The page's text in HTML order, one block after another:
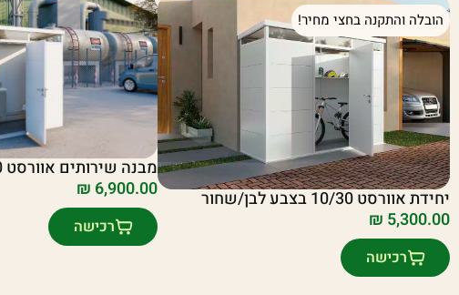
הובלה והתקנה בחצי מחיר!
יחידת אוורסט 10/30 בצבע לבן/שחור
₪ 5,300.00
רכישה
מבנה שירותים אוורסט 10/20 לבן
₪ 6,900.00
רכישה